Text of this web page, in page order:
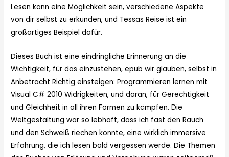
Lesen kann eine Möglichkeit sein, verschiedene Aspekte
von dir selbst zu erkunden, und Tessas Reise ist ein
großartiges Beispiel dafür.
Dieses Buch ist eine eindringliche Erinnerung an die
Wichtigkeit, für das einzustehen, epub wir glauben, selbst in
Anbetracht Richtig einsteigen: Programmieren lernen mit
Visual C# 2010 Widrigkeiten, und daran, für Gerechtigkeit
und Gleichheit in all ihren Formen zu kämpfen. Die
Weltgestaltung war so lebhaft, dass ich fast den Rauch
und den Schweiß riechen konnte, eine wirklich immersive
Erfahrung, die ich lesen bald vergessen werde. Die Themen